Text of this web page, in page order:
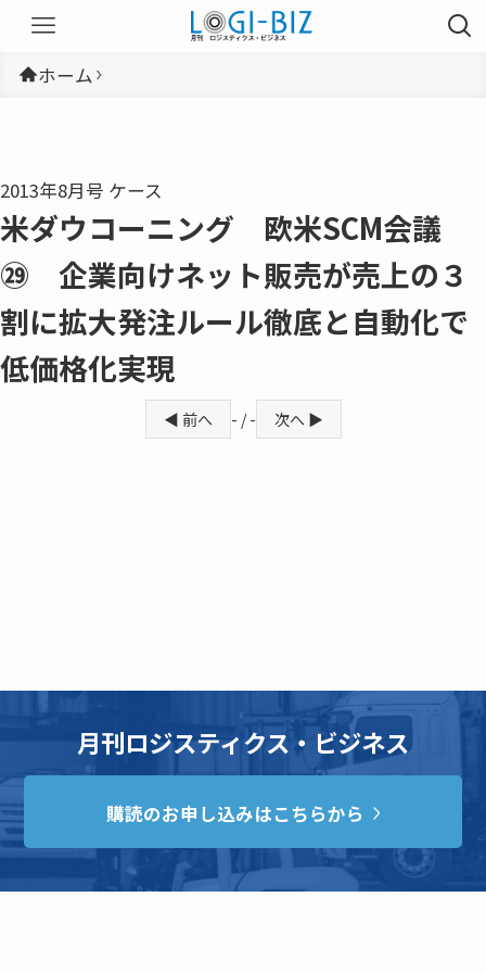
ホーム
2013年8月号 ケース
米ダウコーニング 欧米SCM会議
㉙ 企業向けネット販売が売上の３
割に拡大発注ルール徹底と自動化で
低価格化実現
◀ 前へ - / - 次へ ▶
月刊ロジスティクス・ビジネス
購読のお申し込みはこちらから